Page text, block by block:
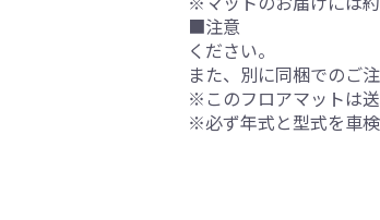
■注意
ください。
また、別に同梱でのご
※このフロアマットは送
※必ず年式と型式を車